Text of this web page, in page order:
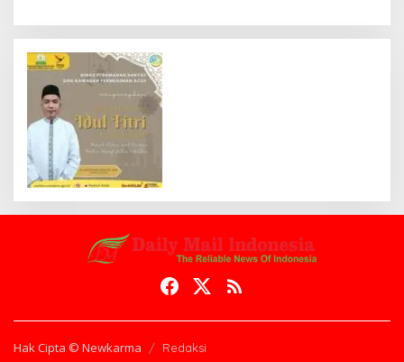
Hak Cipta © Newkarma Redaksi